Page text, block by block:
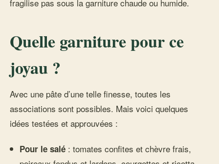
fragilise pas sous la garniture chaude ou humide.
Quelle garniture pour ce
joyau ?
Avec une pâte d’une telle finesse, toutes les
associations sont possibles. Mais voici quelques
idées testées et approuvées :
Pour le salé : tomates confites et chèvre frais,